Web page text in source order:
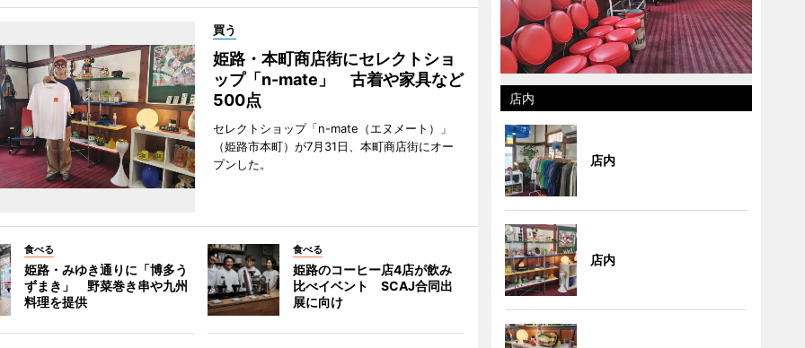
買う
姫路・本町商店街にセレクトショ
ップ「n-mate」 古着や家具など
500点
セレクトショップ「n-mate（エヌメート）」
（姫路市本町）が7月31日、本町商店街にオー
プンした。
食べる
姫路・みゆき通りに「博多う
ずまき」 野菜巻き串や九州
料理を提供
食べる
姫路のコーヒー店4店が飲み
比べイベント SCAJ合同出
展に向け
店内
店内
店内